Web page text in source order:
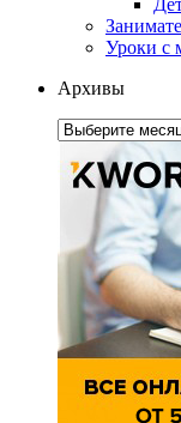
Уроки с
Архивы
Архивы